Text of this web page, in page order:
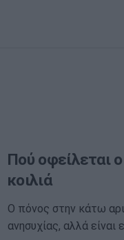
Πού οφείλεται
κοιλιά
Ο πόνος στην κάτω
ανησυχίας, αλλά